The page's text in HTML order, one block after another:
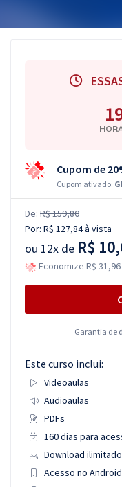
Cupom de
Cupom ativado:
De: R$ 159,80
Por: R$ 127,84à vista
ou 12x de R$
Economize R$
Garantia de
Este curso inclui:
Videoaulas
Audioaulas
PDFs
160 dias para
Download
Acesso no